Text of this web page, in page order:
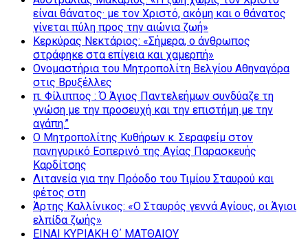
είναι θάνατος· με τον Χριστό, ακόμη και ο θάνατος
γίνεται πύλη προς την αιώνια ζωή»
Κερκύρας Νεκτάριος: «Σήμερα, ο άνθρωπος
στράφηκε στα επίγεια και χαμερπή»
Ονομαστήρια του Μητροπολίτη Βελγίου Αθηναγόρα
στις Βρυξέλλες
π. Φίλιππος : Ό Άγιος Παντελεήμων συνδύαζε τη
γνώση με την προσευχή και την επιστήμη με την
αγάπη.”
Ο Μητροπολίτης Κυθήρων κ. Σεραφείμ στον
πανηγυρικό Εσπερινό της Αγίας Παρασκευής
Καρδίτσης
Λιτανεία για την Πρόοδο του Τιμίου Σταυρού και
φέτος στη
Άρτης Καλλίνικος: «Ο Σταυρός γεννά Αγίους, οι Άγιοι
ελπίδα ζωής»
ΕΙΝΑΙ ΚΥΡΙΑΚΗ Θ΄ ΜΑΤΘΑΙΟΥ